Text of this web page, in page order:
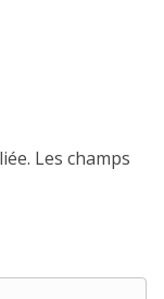
Les champs